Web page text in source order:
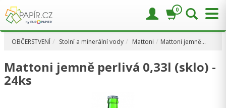
OBČERSTVENÍ Stolní a minerální vody Mattoni Mattoni jemně…
Mattoni jemně perlivá 0,33l (sklo) -
24ks
0